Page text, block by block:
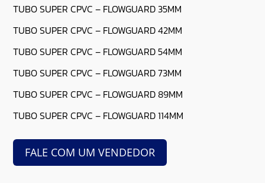
TUBO SUPER CPVC – FLOWGUARD 35MM
TUBO SUPER CPVC – FLOWGUARD 42MM
TUBO SUPER CPVC – FLOWGUARD 54MM
TUBO SUPER CPVC – FLOWGUARD 73MM
TUBO SUPER CPVC – FLOWGUARD 89MM
TUBO SUPER CPVC – FLOWGUARD 114MM
FALE COM UM VENDEDOR